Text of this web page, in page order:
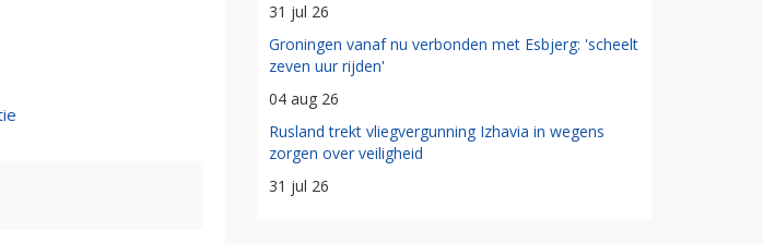
31 jul 26
Groningen vanaf nu verbonden met Esbjerg: 'scheelt
zeven uur rijden'
04 aug 26
Rusland trekt vliegvergunning Izhavia in wegens
zorgen over veiligheid
31 jul 26